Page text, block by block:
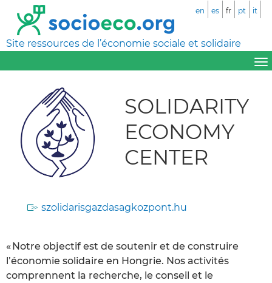
Site ressources de l’économie sociale et solidaire
en es fr pt it
SOLIDARITY
ECONOMY
CENTER
szolidarisgazdasagkozpont.hu
« Notre objectif est de soutenir et de construire
l’économie solidaire en Hongrie. Nos activités
comprennent la recherche, le conseil et le